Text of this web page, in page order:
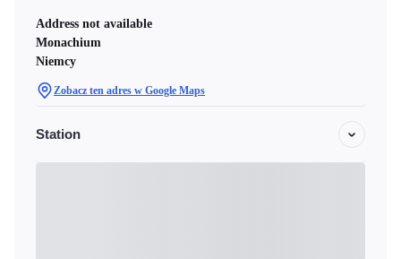
Address not available
Monachium
Niemcy
Zobacz ten adres w Google Maps
Station